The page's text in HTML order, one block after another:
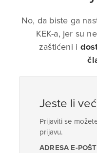
No, da biste ga
KEK-a, jer su
zaštićeni i
Jeste li
Prijaviti se
prijavu.
ADRESA E-